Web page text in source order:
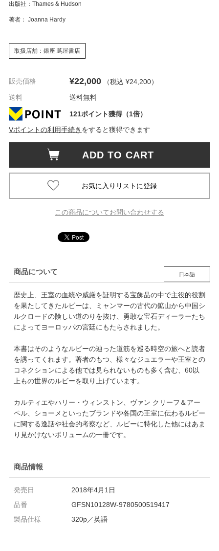
出版社：Thames & Hudson
著者： Joanna Hardy
取扱店舗：銀座 蔦屋書店
販売価格 ¥22,000 （税込 ¥24,200）
送料
送料無料
121ポイント獲得（1倍）
Vポイントの利用手続き をすると獲得できます
ADD TO CART
この商品についてお問い合わせする
商品について 日本語
歴史上、王室の血統や威厳を証明する宝飾品の中で主役的役割
を果たしてきたルビーは、ミャンマーの古代の鉱山から中国シ
ルクロードの険しい道のりを抜け、勇敢な宝石ディーラーたち
によってヨーロッパの宮廷にもたらされました。
本書はそのようなルビーの辿った道筋を巡る時空の旅へと読者
を誘ってくれます。著者のもつ、様々なジュエラーや王室との
コネクションによる他では見られないものも多く含む、60以
上もの世界のルビーを取り上げています。
カルティエやハリー・ウィンストン、ヴァン クリーフ＆アー
ペル、ショーメといったブランドや各国の王室に伝わるルビー
に関する逸話や社会的考察など、ルビーに特化した他にはあま
り見かけないボリュームの一冊です。
商品情報
発売日
2018年4月1日
品番
GFSN10128W-9780500519417
製品仕様
320p／英語